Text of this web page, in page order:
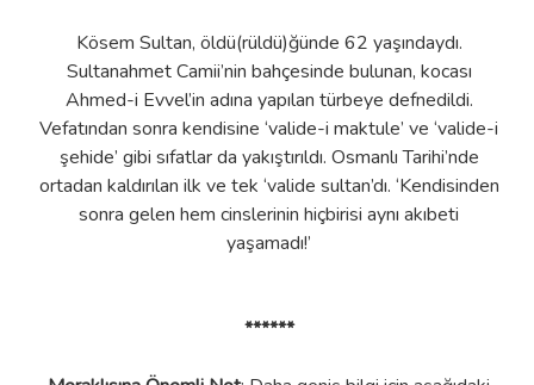
Kösem Sultan, öldü(rüldü)ğünde 62 yaşındaydı.
Sultanahmet Camii’nin bahçesinde bulunan, kocası
Ahmed-i Evvel’in adına yapılan türbeye defnedildi.
Vefatından sonra kendisine ‘valide-i maktule’ ve ‘valide-i
şehide’ gibi sıfatlar da yakıştırıldı. Osmanlı Tarihi’nde
ortadan kaldırılan ilk ve tek ‘valide sultan’dı. ‘Kendisinden
sonra gelen hem cinslerinin hiçbirisi aynı akıbeti
yaşamadı!’
******